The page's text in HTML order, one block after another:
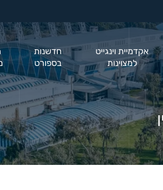
אקדמיית וינגייט
למצוינות
חדשנות
בספורט